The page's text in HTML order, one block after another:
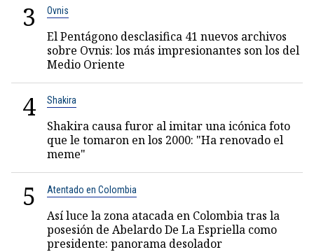
3 Ovnis
El Pentágono desclasifica 41 nuevos archivos
sobre Ovnis: los más impresionantes son los del
Medio Oriente
4 Shakira
Shakira causa furor al imitar una icónica foto
que le tomaron en los 2000: "Ha renovado el
meme"
5 Atentado en Colombia
Así luce la zona atacada en Colombia tras la
posesión de Abelardo De La Espriella como
presidente: panorama desolador